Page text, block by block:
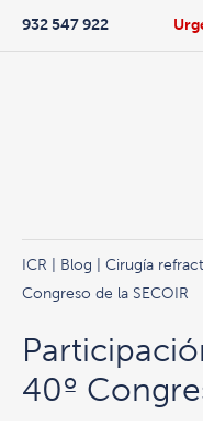
932 547 922
ICR Blog Cirugía
Congreso de la SECOIR
40º